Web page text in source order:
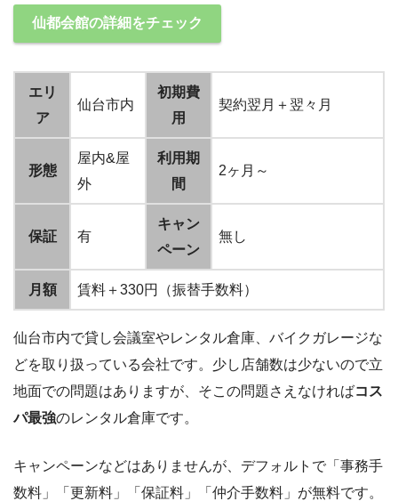
仙都会館の詳細をチェック
エリ
ア
仙台市内
初期費
用
契約翌月＋翌々月
形態
屋内&屋
外
利用期
間
2ヶ月～
保証 有
キャン
ペーン
無し
月額 賃料＋330円（振替手数料）
仙台市内で貸し会議室やレンタル倉庫、バイクガレージな
どを取り扱っている会社です。少し店舗数は少ないので立
地面での問題はありますが、そこの問題さえなければコス
パ最強のレンタル倉庫です。
キャンペーンなどはありませんが、デフォルトで「事務手
数料」「更新料」「保証料」「仲介手数料」が無料です。